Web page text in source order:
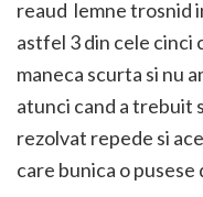
reaud lemne trosnid
astfel 3 din cele cinci
maneca scurta si nu
atunci cand a trebuit
rezolvat repede si
care bunica o pusese